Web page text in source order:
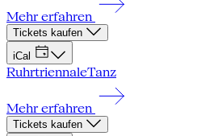
Mehr erfahren
Tickets kaufen
iCal
RuhrtriennaleTanz
Mehr erfahren
Tickets kaufen